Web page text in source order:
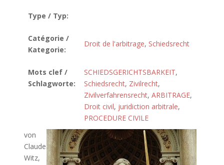
Type / Typ:
Catégorie /
Kategorie:
Droit de l'arbitrage, Schiedsrecht
Mots clef /
Schlagworte:
SCHIEDSGERICHTSBARKEIT,
Schiedsrecht, Zivilrecht,
Zivilverfahrensrecht, ARBITRAGE,
Droit civil, juridiction arbitrale,
PROCEDURE CIVILE
von
Claude
Witz,